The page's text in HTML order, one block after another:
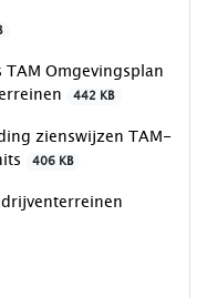
Omgevingsplan
442 KB
zienswijzen TAM-
406 KB